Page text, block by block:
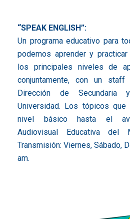
“SPEAK ENGLISH”:
Un programa educativo para
podemos aprender y
los principales niveles de
conjuntamente, con un
Dirección de
Universidad. Los tópicos
nivel básico hasta el
Audiovisual Educativa
Transmisión: Viernes, Sábado,
am.